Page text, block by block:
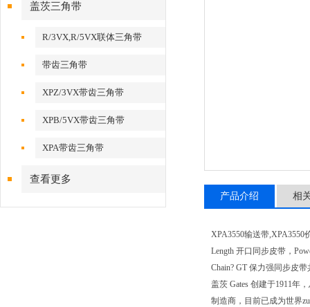
盖茨三角带
R/3VX,R/5VX联体三角带
带齿三角带
XPZ/3VX带齿三角带
XPB/5VX带齿三角带
XPA带齿三角带
查看更多
产品介绍 相
XPA3550输送带,XPA3550
Length 开口同步皮带，
Chain? GT 保力强同步皮
盖茨 Gates 创建于1911年
制造商，目前已成为世界